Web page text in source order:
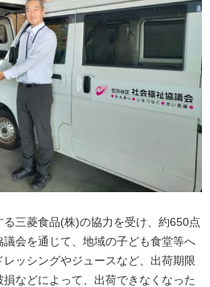
三菱食品(株)の協力を受け、約650点
会を通じて、地域の子ども食堂等へ
ッシングやジュースなど、出荷期限
などによって、出荷できなくなった